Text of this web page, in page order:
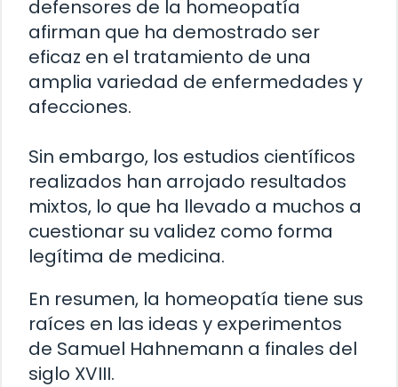
defensores de la homeopatía
afirman que ha demostrado ser
eficaz en el tratamiento de una
amplia variedad de enfermedades y
afecciones.
Sin embargo, los estudios científicos
realizados han arrojado resultados
mixtos, lo que ha llevado a muchos a
cuestionar su validez como forma
legítima de medicina.
En resumen, la homeopatía tiene sus
raíces en las ideas y experimentos
de Samuel Hahnemann a finales del
siglo XVIII.